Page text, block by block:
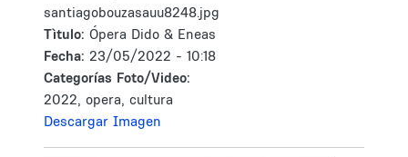
santiagobouzasauu8248.jpg
Tìtulo: Ópera Dido & Eneas
Fecha: 23/05/2022 - 10:18
Categorías Foto/Video:
2022, opera, cultura
Descargar Imagen